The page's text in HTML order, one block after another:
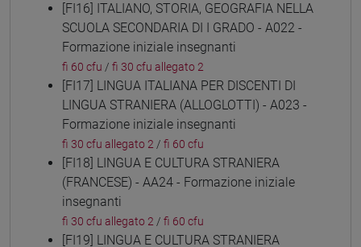
[FI16] ITALIANO, STORIA, GEOGRAFIA NELLA
SCUOLA SECONDARIA DI I GRADO - A022 -
Formazione iniziale insegnanti
fi 60 cfu / fi 30 cfu allegato 2
[FI17] LINGUA ITALIANA PER DISCENTI DI
LINGUA STRANIERA (ALLOGLOTTI) - A023 -
Formazione iniziale insegnanti
fi 30 cfu allegato 2 / fi 60 cfu
[FI18] LINGUA E CULTURA STRANIERA
(FRANCESE) - AA24 - Formazione iniziale
insegnanti
fi 30 cfu allegato 2 / fi 60 cfu
[FI19] LINGUA E CULTURA STRANIERA